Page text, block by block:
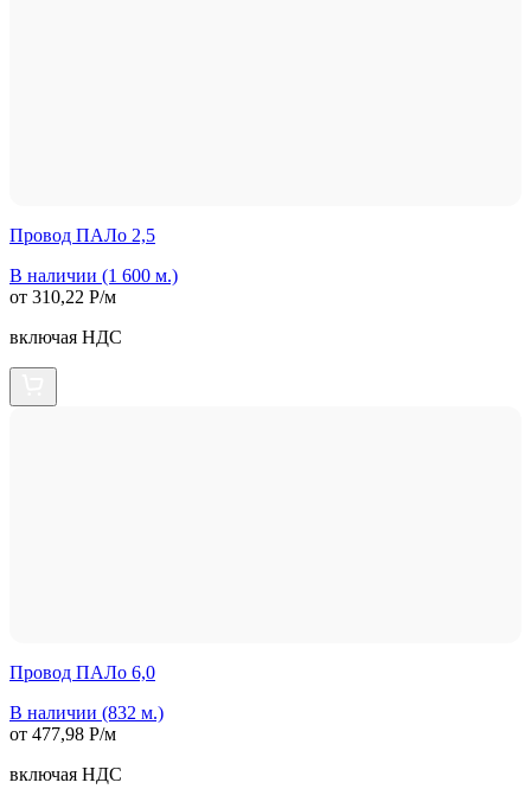
Провод ПАЛо 2,5
В наличии (1 600 м.)
от 310,22 Р/м
включая НДС
Провод ПАЛо 6,0
В наличии (832 м.)
от 477,98 Р/м
включая НДС